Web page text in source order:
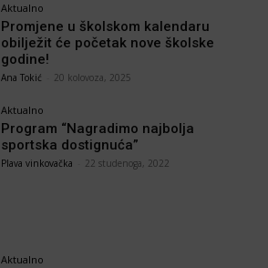
Aktualno
Promjene u školskom kalendaru
obilježit će početak nove školske
godine!
Ana Tokić 20 kolovoza, 2025
Aktualno
Program “Nagradimo najbolja
sportska dostignuća”
Plava vinkovačka 22 studenoga, 2022
Aktualno